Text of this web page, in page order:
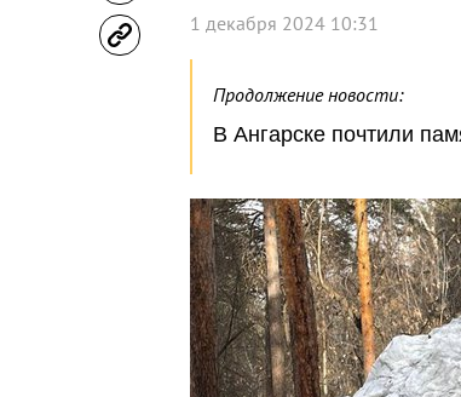
1 декабря 2024 10:31
Продолжение новости:
В Ангарске почтили